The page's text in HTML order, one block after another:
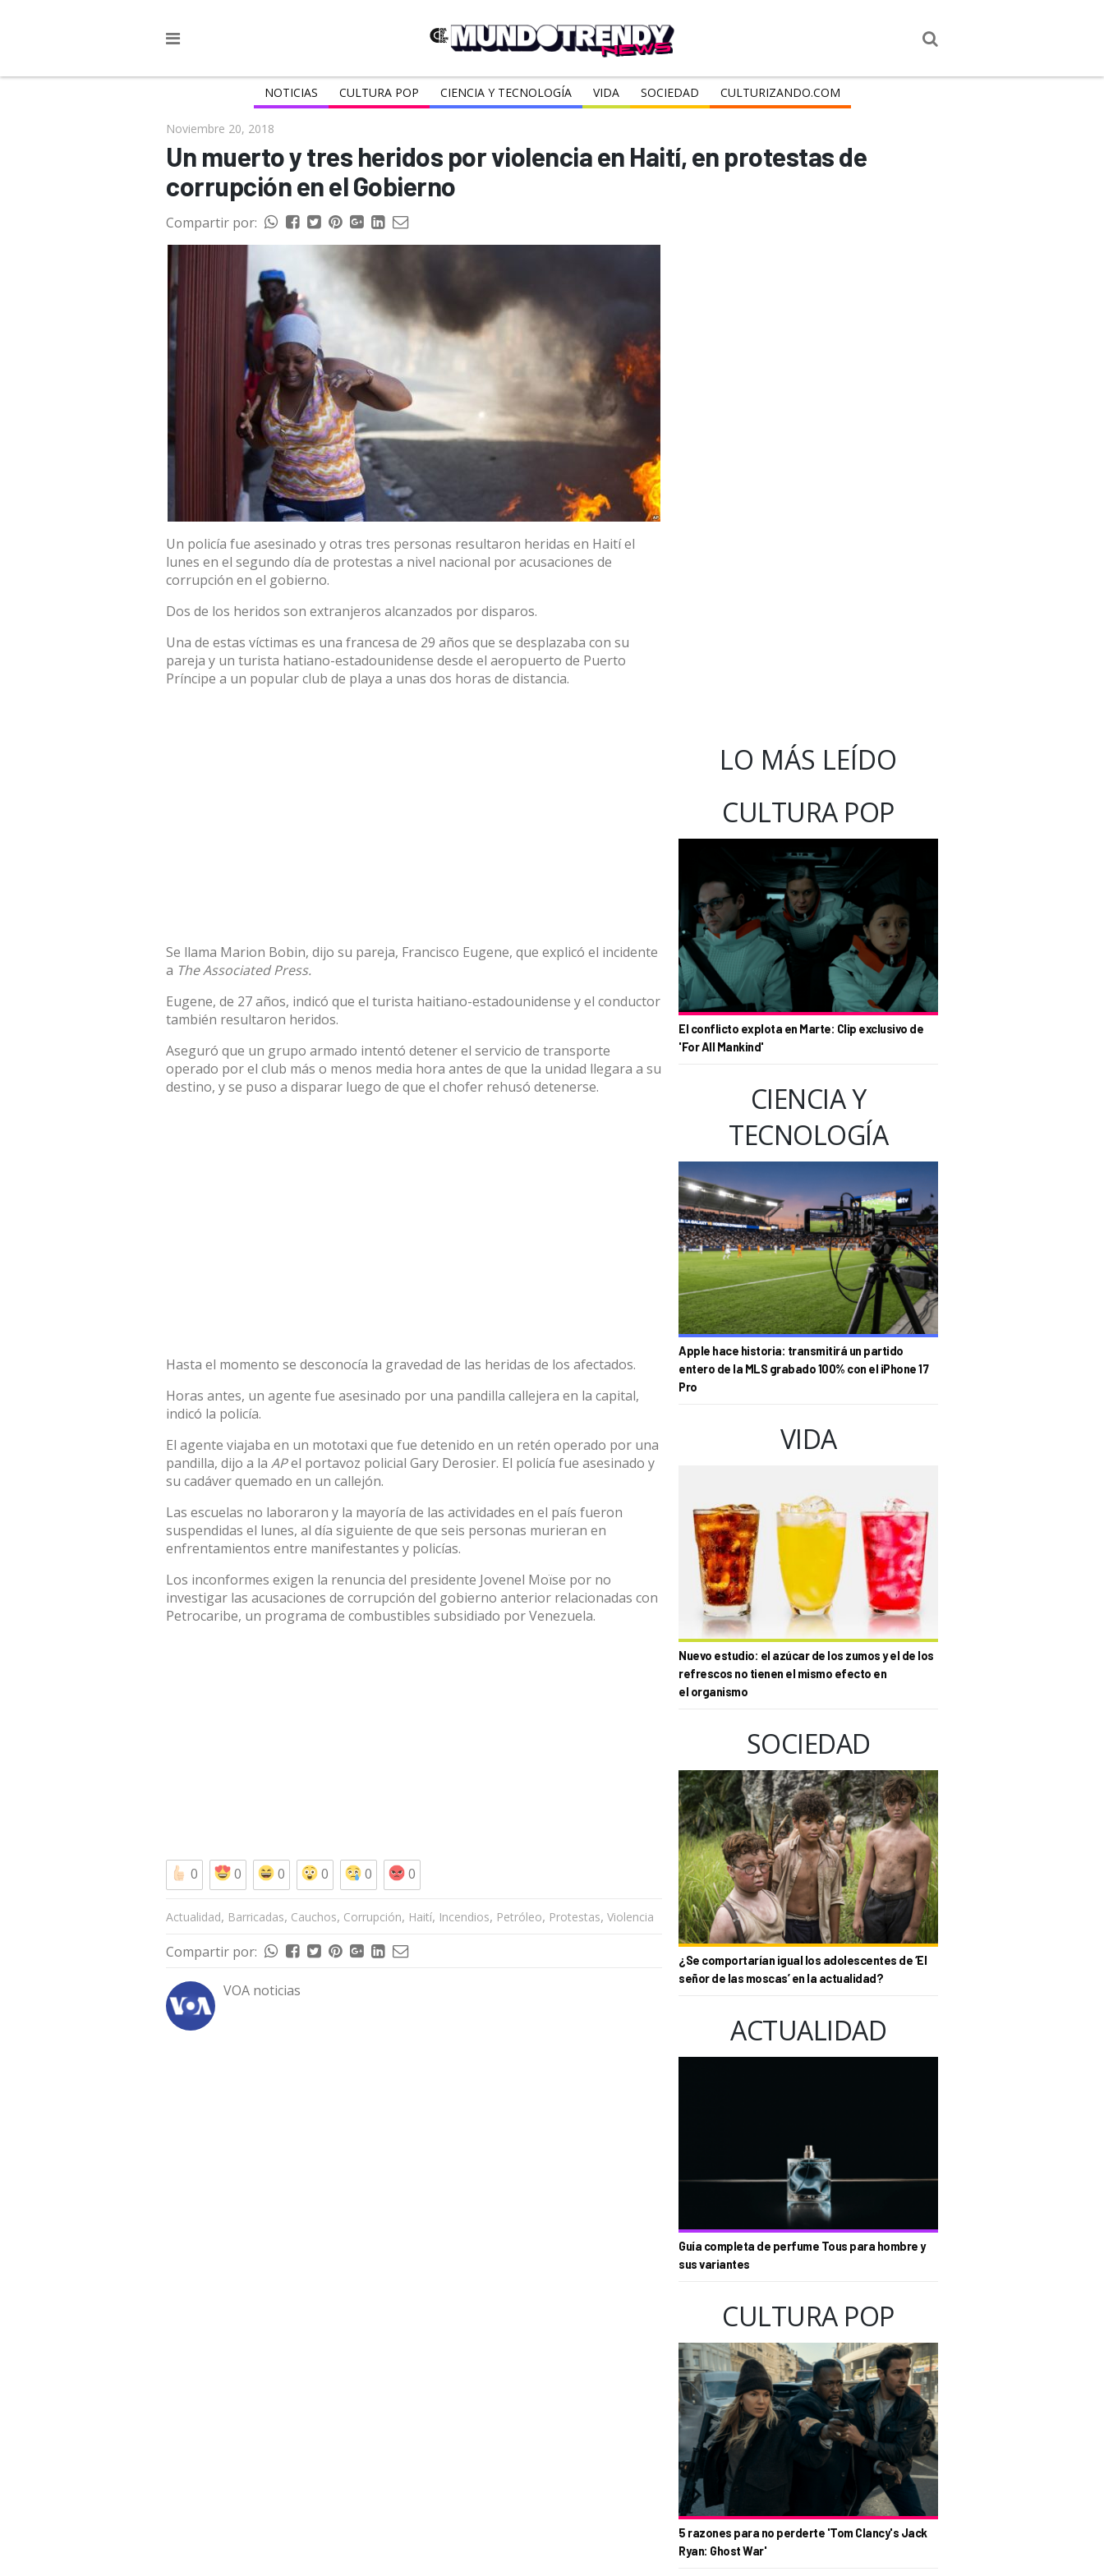
NOTICIAS CULTURA POP CIENCIA Y TECNOLOGÍA VIDA SOCIEDAD CULTURIZANDO.COM
Noviembre 20, 2018
Un muerto y tres heridos por violencia en Haití, en protestas de
corrupción en el Gobierno
Compartir por:
Un policía fue asesinado y otras tres personas resultaron heridas en Haití el
lunes en el segundo día de protestas a nivel nacional por acusaciones de
corrupción en el gobierno.
Dos de los heridos son extranjeros alcanzados por disparos.
Una de estas víctimas es una francesa de 29 años que se desplazaba con su
pareja y un turista hatiano-estadounidense desde el aeropuerto de Puerto
Príncipe a un popular club de playa a unas dos horas de distancia.
Se llama Marion Bobin, dijo su pareja, Francisco Eugene, que explicó el incidente
a The Associated Press.
Eugene, de 27 años, indicó que el turista haitiano-estadounidense y el conductor
también resultaron heridos.
Aseguró que un grupo armado intentó detener el servicio de transporte
operado por el club más o menos media hora antes de que la unidad llegara a su
destino, y se puso a disparar luego de que el chofer rehusó detenerse.
Hasta el momento se desconocía la gravedad de las heridas de los afectados.
Horas antes, un agente fue asesinado por una pandilla callejera en la capital,
indicó la policía.
El agente viajaba en un mototaxi que fue detenido en un retén operado por una
pandilla, dijo a la APel portavoz policial Gary Derosier. El policía fue asesinado y
su cadáver quemado en un callejón.
Las escuelas no laboraron y la mayoría de las actividades en el país fueron
suspendidas el lunes, al día siguiente de que seis personas murieran en
enfrentamientos entre manifestantes y policías.
Los inconformes exigen la renuncia del presidente Jovenel Moïse por no
investigar las acusaciones de corrupción del gobierno anterior relacionadas con
Petrocaribe, un programa de combustibles subsidiado por Venezuela.
0 0 0 0 0 0
Actualidad, Barricadas, Cauchos, Corrupción, Haití, Incendios, Petróleo, Protestas, Violencia
Compartir por:
VOA noticias
LO MÁS LEÍDO
CULTURA POP
El conflicto explota en Marte: Clip exclusivo de
'For All Mankind'
CIENCIA Y
TECNOLOGÍA
Apple hace historia: transmitirá un partido
entero de la MLS grabado 100% con el iPhone 17
Pro
VIDA
Nuevo estudio: el azúcar de los zumos y el de los
refrescos no tienen el mismo efecto en
el organismo
SOCIEDAD
¿Se comportarían igual los adolescentes de ‘El
señor de las moscas’ en la actualidad?
ACTUALIDAD
Guía completa de perfume Tous para hombre y
sus variantes
CULTURA POP
5 razones para no perderte 'Tom Clancy's Jack
Ryan: Ghost War'